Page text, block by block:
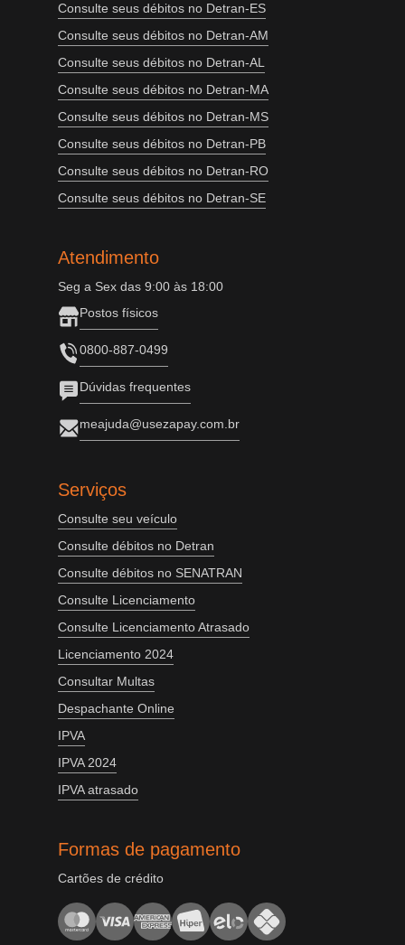
Consulte seus débitos no Detran-ES
Consulte seus débitos no Detran-AM
Consulte seus débitos no Detran-AL
Consulte seus débitos no Detran-MA
Consulte seus débitos no Detran-MS
Consulte seus débitos no Detran-PB
Consulte seus débitos no Detran-RO
Consulte seus débitos no Detran-SE
Atendimento
Seg a Sex das 9:00 às 18:00
Postos físicos
0800-887-0499
Dúvidas frequentes
meajuda@usezapay.com.br
Serviços
Consulte seu veículo
Consulte débitos no Detran
Consulte débitos no SENATRAN
Consulte Licenciamento
Consulte Licenciamento Atrasado
Licenciamento 2024
Consultar Multas
Despachante Online
IPVA
IPVA 2024
IPVA atrasado
Formas de pagamento
Cartões de crédito